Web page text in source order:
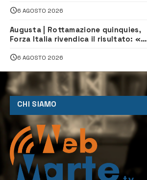
6 AGOSTO 2026
Augusta | Rottamazione quinquies,
Forza Italia rivendica il risultato: «La
6 AGOSTO 2026
CHI SIAMO